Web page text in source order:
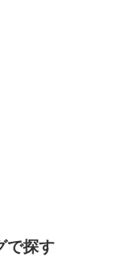
で探す